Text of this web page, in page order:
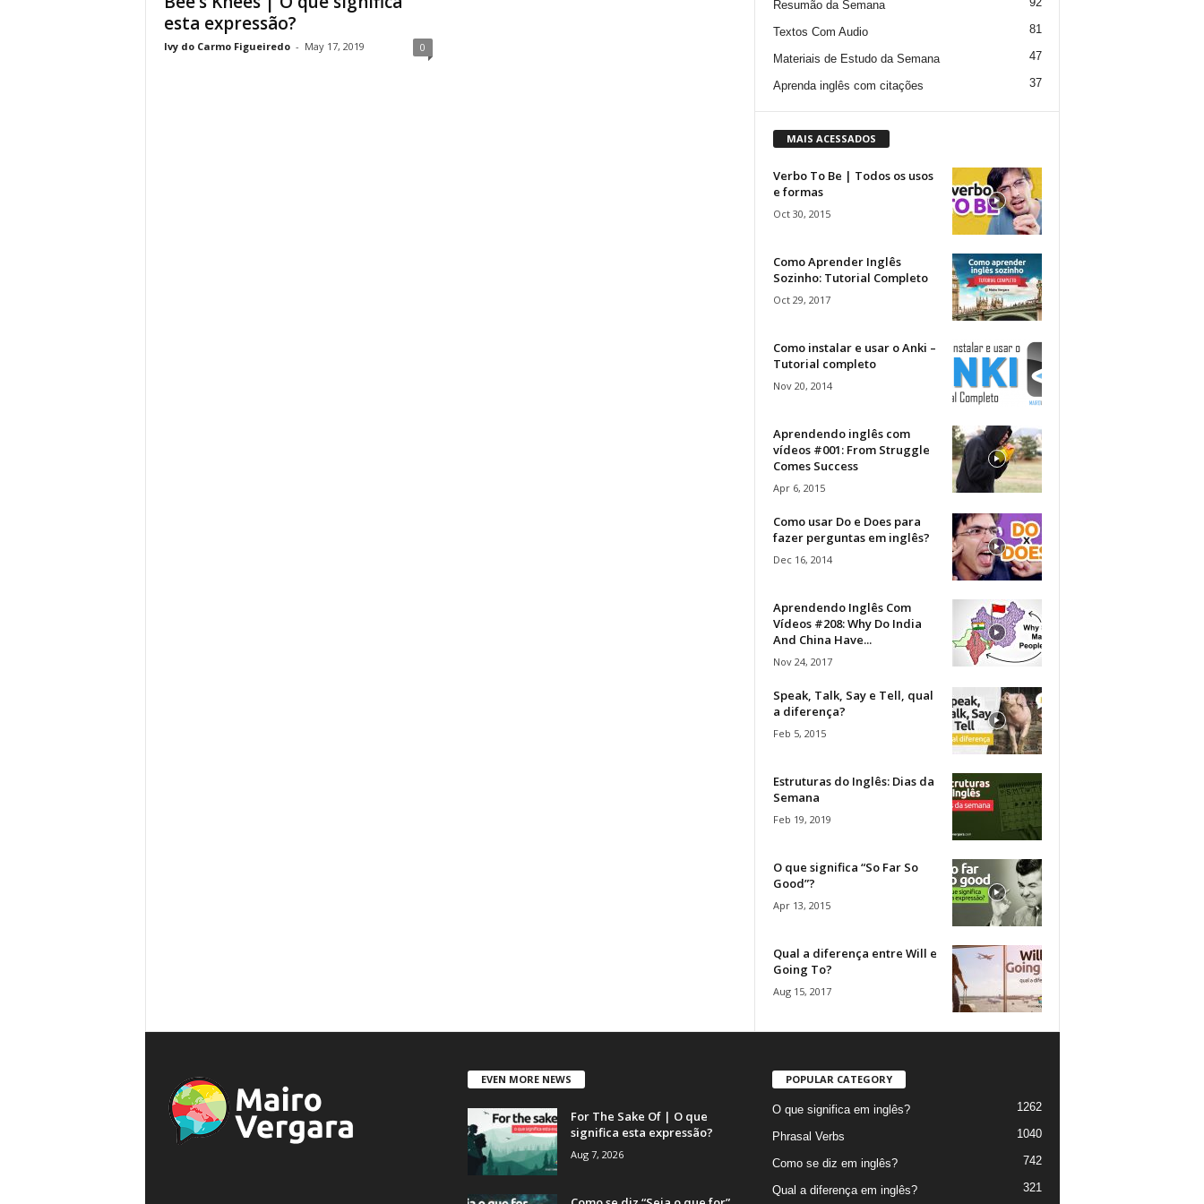
esta expressão?
Ivy do Carmo Figueiredo - May 17, 2019 0
Resumão da Semana
Textos Com Audio 81
Materiais de Estudo da Semana 47
Aprenda inglês com citações 37
MAIS ACESSADOS
Verbo To Be | Todos os usos
e formas
Oct 30, 2015
Como Aprender Inglês
Sozinho: Tutorial Completo
Oct 29, 2017
Como instalar e usar o Anki –
Tutorial completo
Nov 20, 2014
Aprendendo inglês com
vídeos #001: From Struggle
Comes Success
Apr 6, 2015
Como usar Do e Does para
fazer perguntas em inglês?
Dec 16, 2014
Aprendendo Inglês Com
Vídeos #208: Why Do India
And China Have...
Nov 24, 2017
Speak, Talk, Say e Tell, qual
a diferença?
Feb 5, 2015
Estruturas do Inglês: Dias da
Semana
Feb 19, 2019
O que significa “So Far So
Good”?
Apr 13, 2015
Qual a diferença entre Will e
Going To?
Aug 15, 2017
EVEN MORE NEWS
For The Sake Of | O que
significa esta expressão?
Aug 7, 2026
POPULAR CATEGORY
O que significa em inglês? 1262
Phrasal Verbs 1040
Como se diz em inglês? 742
Qual a diferença em inglês? 321